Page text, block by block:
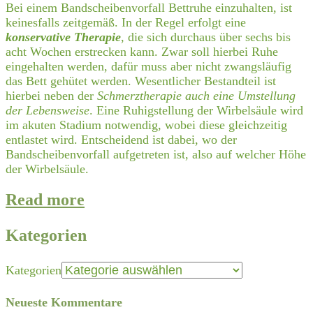
Bei einem Bandscheibenvorfall Bettruhe einzuhalten, ist
keinesfalls zeitgemäß. In der Regel erfolgt eine
konservative Therapie, die sich durchaus über sechs bis
acht Wochen erstrecken kann. Zwar soll hierbei Ruhe
eingehalten werden, dafür muss aber nicht zwangsläufig
das Bett gehütet werden. Wesentlicher Bestandteil ist
hierbei neben der Schmerztherapie auch eine Umstellung
der Lebensweise. Eine Ruhigstellung der Wirbelsäule wird
im akuten Stadium notwendig, wobei diese gleichzeitig
entlastet wird. Entscheidend ist dabei, wo der
Bandscheibenvorfall aufgetreten ist, also auf welcher Höhe
der Wirbelsäule.
Read more
Kategorien
Kategorien
Neueste Kommentare